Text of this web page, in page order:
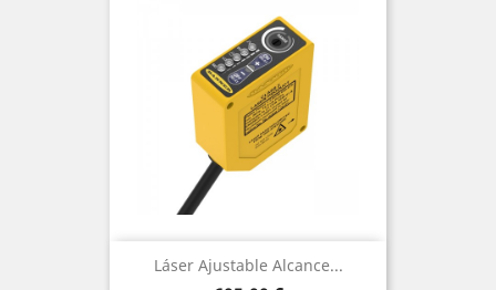
Láser Ajustable Alcance...